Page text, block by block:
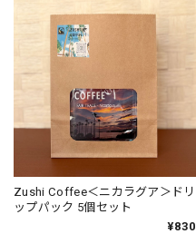
Zushi Coffee＜ニカラグア＞ドリ
ップパック 5個セット
¥830